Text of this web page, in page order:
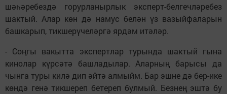
шәһәребездә горурланырлык эксперт-белгечләребез
шактый. Алар көн дә намус белән үз вазыйфаларын
башкарып, тикшерүчеләргә ярдәм итәләр.
- Соңгы вакытта экспертлар турында шактый гына
кинолар күрсәтә башладылар. Аларның барысы да
чынга туры килә дип әйтә алмыйм. Бар эшне дә бер-ике
көндә генә тикшереп бетереп булмый. Безнең эштә бу